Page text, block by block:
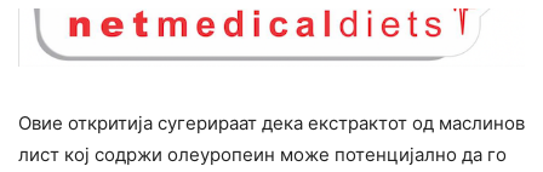
Овие откритија сугерираат дека екстрактот од маслинов
лист кој содржи олеуропеин може потенцијално да го